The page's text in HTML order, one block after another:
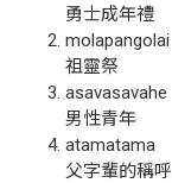
勇士成年禮
molapangolai
祖靈祭
asavasavahe
男性青年
atamatama
父字輩的稱呼